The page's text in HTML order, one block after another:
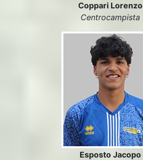
Coppari Lorenzo
Centrocampista
Esposto Jacopo